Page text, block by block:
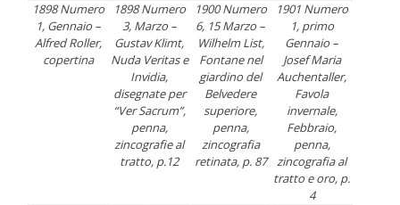
1898 Numero
1, Gennaio –
Alfred Roller,
copertina
1898 Numero
3, Marzo –
Gustav Klimt,
Nuda Veritas e
Invidia,
disegnate per
“Ver Sacrum”,
penna,
zincografie al
tratto, p.12
1900 Numero
6, 15 Marzo –
Wilhelm List,
Fontane nel
giardino del
Belvedere
superiore,
penna,
zincografia
retinata, p. 87
1901 Numero
1, primo
Gennaio –
Josef Maria
Auchentaller,
Favola
invernale,
Febbraio,
penna,
zincografia al
tratto e oro, p.
4